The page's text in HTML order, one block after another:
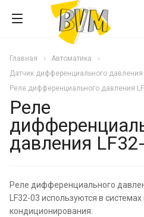
Главная
Автоматика
Датчик дифференциального давления
Реле дифференциального давления
Реле
давления
Реле дифференциального
LF32-03 используются в
кондиционирования: